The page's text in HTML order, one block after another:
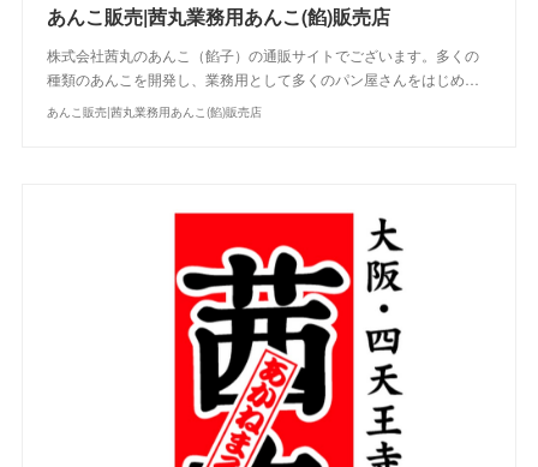
あんこ販売|茜丸業務用あんこ(餡)販売店
株式会社茜丸のあんこ（餡子）の通販サイトでございます。多くの
種類のあんこを開発し、業務用として多くのパン屋さんをはじめ…
あんこ販売|茜丸業務用あんこ(餡)販売店